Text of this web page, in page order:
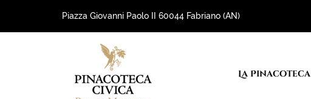
Piazza Giovanni Paolo II 60044 Fabriano (AN)
La Pinacoteca